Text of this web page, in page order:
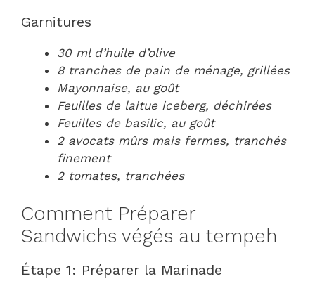
Garnitures
30 ml d’huile d’olive
8 tranches de pain de ménage, grillées
Mayonnaise, au goût
Feuilles de laitue iceberg, déchirées
Feuilles de basilic, au goût
2 avocats mûrs mais fermes, tranchés
finement
2 tomates, tranchées
Comment Préparer
Sandwichs végés au tempeh
Étape 1: Préparer la Marinade